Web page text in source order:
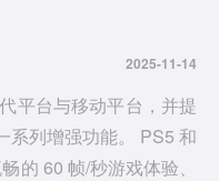
2025-11-14
平台与移动平台，并提
系列增强功能。 PS5 和
的 60 帧/秒游戏体验、